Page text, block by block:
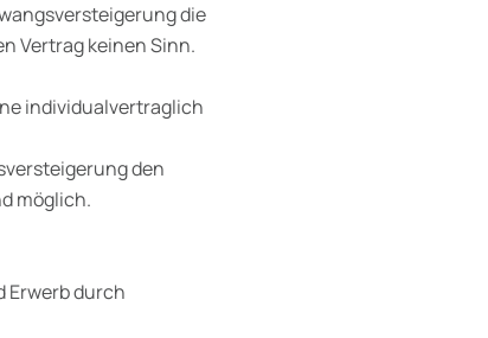
die
Vertrag keinen Sinn.
individualvertraglich
den
möglich.
Erwerb durch